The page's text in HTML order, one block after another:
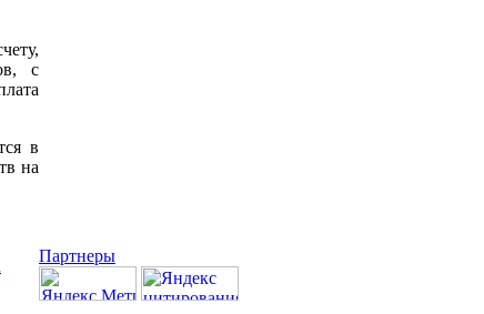
с
в
на
Партнеры